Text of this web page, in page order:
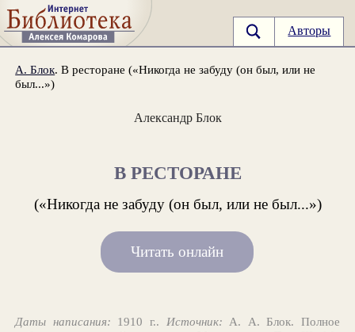
Авторы
А. Блок. В ресторане («Никогда не забуду (он был, или не
был...»)
Александр Блок
В РЕСТОРАНЕ
(«Никогда не забуду (он был, или не был...»)
Читать онлайн
Даты написания: 1910 г.. Источник: А. А. Блок. Полное